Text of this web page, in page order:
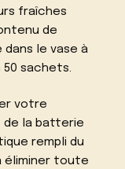
fraîches
de
le vase à
50 sachets.
votre
de la batterie
rempli du
éliminer toute